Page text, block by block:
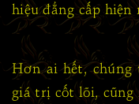
hiệu đẳng cấp hiện
Hơn ai hết, chúng
giá trị cốt lõi,